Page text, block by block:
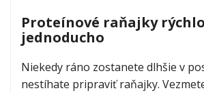
nutrition.jpg
Proteínový puding
od14,99 €
Proteínové raňajky
jednoducho
Niekedy ráno zostanete dlhšie v
nestíhate pripraviť raňajky.